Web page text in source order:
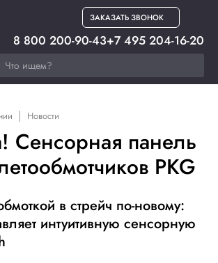
ЗАКАЗАТЬ ЗВОНОК
8 800 200-90-43+7 495 204-16-20
Новости
Сенсорная панель
PKG
в стрейч по-новому:
интуитивную сенсорную